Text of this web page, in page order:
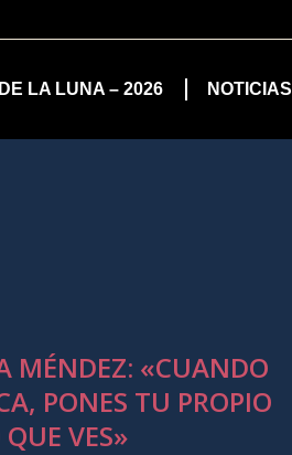
LA LUNA – 2026 NOTICIAS
MÉNDEZ: «CUANDO
PONES TU PROPIO
VES»